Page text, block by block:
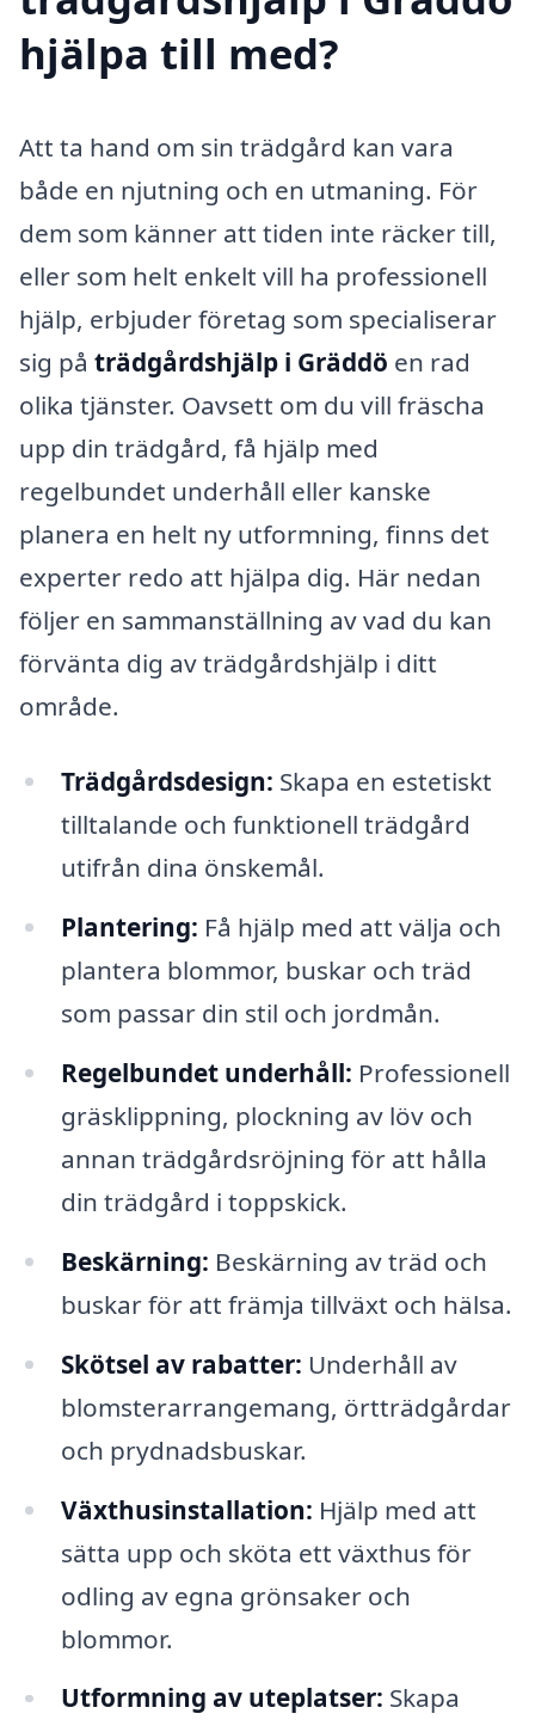
hjälpa till med?
Att ta hand om sin trädgård kan vara
både en njutning och en utmaning. För
dem som känner att tiden inte räcker till,
eller som helt enkelt vill ha professionell
hjälp, erbjuder företag som specialiserar
sig på trädgårdshjälp i Gräddö en rad
olika tjänster. Oavsett om du vill fräscha
upp din trädgård, få hjälp med
regelbundet underhåll eller kanske
planera en helt ny utformning, finns det
experter redo att hjälpa dig. Här nedan
följer en sammanställning av vad du kan
förvänta dig av trädgårdshjälp i ditt
område.
Trädgårdsdesign: Skapa en estetiskt
tilltalande och funktionell trädgård
utifrån dina önskemål.
Plantering: Få hjälp med att välja och
plantera blommor, buskar och träd
som passar din stil och jordmån.
Regelbundet underhåll: Professionell
gräsklippning, plockning av löv och
annan trädgårdsröjning för att hålla
din trädgård i toppskick.
Beskärning: Beskärning av träd och
buskar för att främja tillväxt och hälsa.
Skötsel av rabatter: Underhåll av
blomsterarrangemang, örtträdgårdar
och prydnadsbuskar.
Växthusinstallation: Hjälp med att
sätta upp och sköta ett växthus för
odling av egna grönsaker och
blommor.
Utformning av uteplatser: Skapa